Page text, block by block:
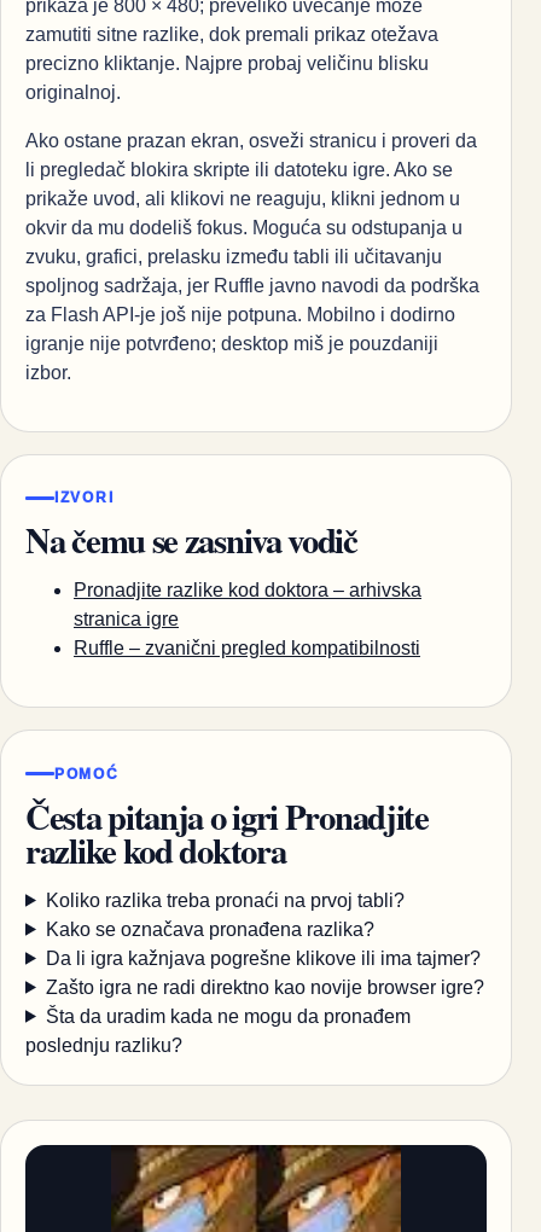
prikaza je 800 × 480; preveliko uvećanje može
zamutiti sitne razlike, dok premali prikaz otežava
precizno kliktanje. Najpre probaj veličinu blisku
originalnoj.
Ako ostane prazan ekran, osveži stranicu i proveri da
li pregledač blokira skripte ili datoteku igre. Ako se
prikaže uvod, ali klikovi ne reaguju, klikni jednom u
okvir da mu dodeliš fokus. Moguća su odstupanja u
zvuku, grafici, prelasku između tabli ili učitavanju
spoljnog sadržaja, jer Ruffle javno navodi da podrška
za Flash API-je još nije potpuna. Mobilno i dodirno
igranje nije potvrđeno; desktop miš je pouzdaniji
izbor.
IZVORI
Na čemu se zasniva vodič
Pronadjite razlike kod doktora – arhivska
stranica igre
Ruffle – zvanični pregled kompatibilnosti
POMOĆ
Česta pitanja o igri Pronadjite
razlike kod doktora
Koliko razlika treba pronaći na prvoj tabli?
Kako se označava pronađena razlika?
Da li igra kažnjava pogrešne klikove ili ima tajmer?
Zašto igra ne radi direktno kao novije browser igre?
Šta da uradim kada ne mogu da pronađem
poslednju razliku?